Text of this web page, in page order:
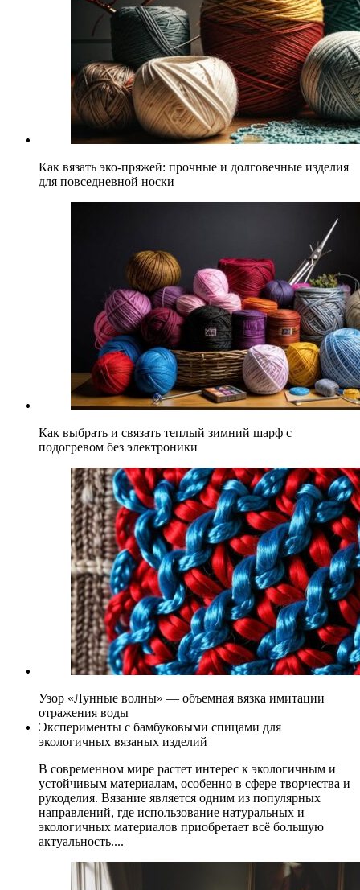
Как вязать эко-пряжей: прочные и долговечные изделия
для повседневной носки
Как выбрать и связать теплый зимний шарф с
подогревом без электроники
Узор «Лунные волны» — объемная вязка имитации
отражения воды
Эксперименты с бамбуковыми спицами для
экологичных вязаных изделий
В современном мире растет интерес к экологичным и
устойчивым материалам, особенно в сфере творчества и
рукоделия. Вязание является одним из популярных
направлений, где использование натуральных и
экологичных материалов приобретает всё большую
актуальность....